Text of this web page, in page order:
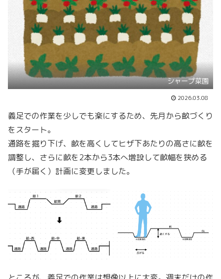
シャープ菜園
2026.03.08
義足での作業を少しでも楽にするため、先月から畝づくり
をスタート。
通路を掘り下げ、畝を高くしてヒザ下あたりの高さに畝を
調整し、さらに畝を2本から3本へ増設して畝幅を狭める
（手が届く）計画に変更しました。